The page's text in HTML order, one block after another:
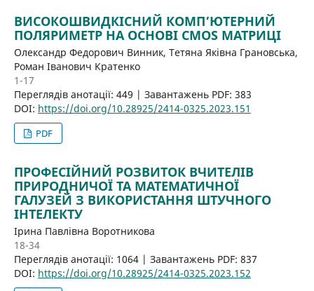
ВИСОКОШВИДКІСНИЙ КОМП’ЮТЕРНИЙ
ПОЛЯРИМЕТР НА ОСНОВІ CMOS МАТРИЦІ
Олександр Федорович Винник, Тетяна Яківна Грановська,
Роман Іванович Кратенко
1-17
Переглядів анотації: 449 | Завантажень PDF: 383
DOI: https://doi.org/10.28925/2414-0325.2023.151
PDF
ПРОФЕСІЙНИЙ РОЗВИТОК ВЧИТЕЛІВ
ПРИРОДНИЧОЇ ТА МАТЕМАТИЧНОЇ
ГАЛУЗЕЙ З ВИКОРИСТАННЯ ШТУЧНОГО
ІНТЕЛЕКТУ
Ірина Павлівна Воротникова
18-34
Переглядів анотації: 1064 | Завантажень PDF: 837
DOI: https://doi.org/10.28925/2414-0325.2023.152